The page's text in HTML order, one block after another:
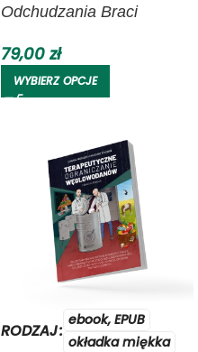
Odchudzania Braci
79,00zł
WYBIERZ OPCJE
RODZAJ
ebook, EPUB
okładka miękka